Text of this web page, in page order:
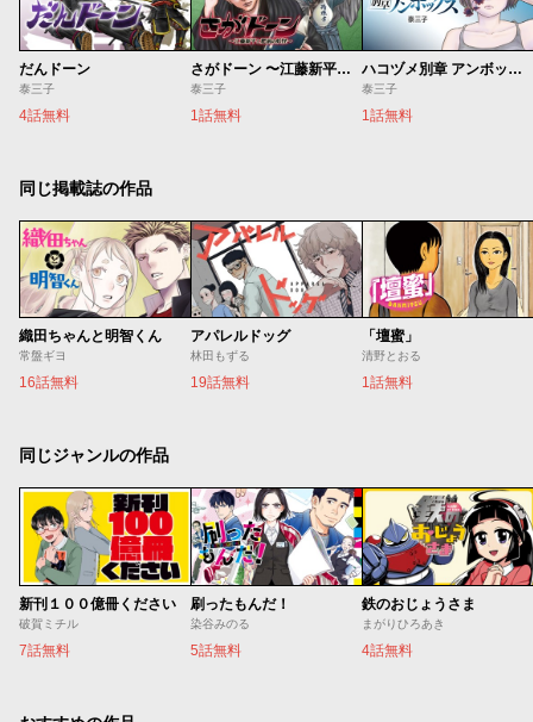
だんドーン
泰三子
4話無料
さがドーン 〜江藤新平と肥前の妖怪〜
泰三子
1話無料
ハコヅメ別章 アンボックス
泰三子
1話無料
同じ掲載誌の作品
織田ちゃんと明智くん
常盤ギヨ
16話無料
アパレルドッグ
林田もずる
19話無料
「壇蜜」
清野とおる
1話無料
同じジャンルの作品
新刊１００億冊ください
破賀ミチル
7話無料
刷ったもんだ！
染谷みのる
5話無料
鉄のおじょうさま
まがりひろあき
4話無料